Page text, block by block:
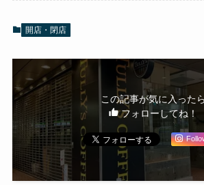
開店・閉店
この記事が気に入ったら
フォローしてね！